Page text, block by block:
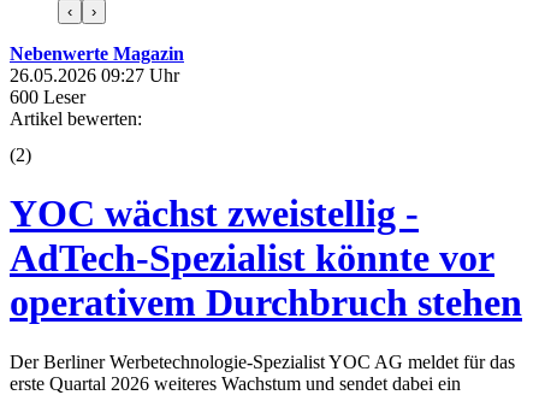
‹ ›
Nebenwerte Magazin
26.05.2026 09:27 Uhr
600 Leser
Artikel bewerten:
(2)
YOC wächst zweistellig -
AdTech-Spezialist könnte vor
operativem Durchbruch stehen
Der Berliner Werbetechnologie-Spezialist YOC AG meldet für das
erste Quartal 2026 weiteres Wachstum und sendet dabei ein